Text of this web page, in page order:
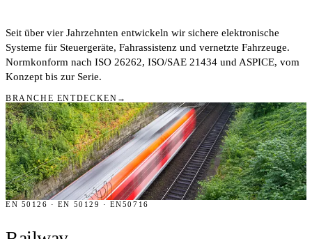
Seit über vier Jahrzehnten entwickeln wir sichere elektronische
Systeme für Steuergeräte, Fahrassistenz und vernetzte Fahrzeuge.
Normkonform nach ISO 26262, ISO/SAE 21434 und ASPICE, vom
Konzept bis zur Serie.
BRANCHE ENTDECKEN →
EN 50126 · EN 50129 · EN50716